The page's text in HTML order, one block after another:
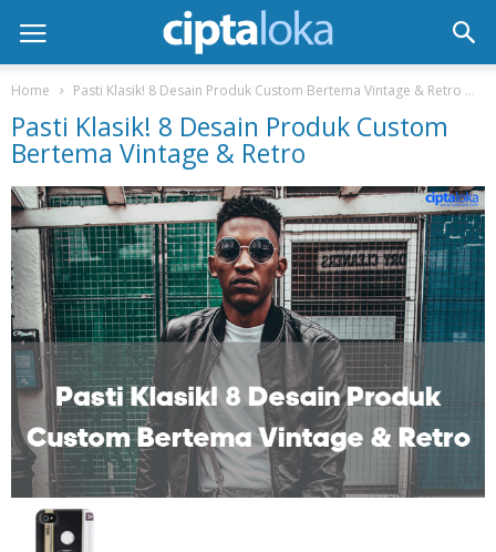
Home Pasti Klasik! 8 Desain Produk Custom Bertema Vintage & Retro
Pasti Klasik! 8 Desain Produk Custom
Bertema Vintage & Retro